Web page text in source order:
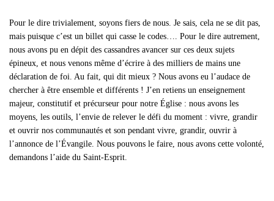
Pour le dire trivialement, soyons fiers de nous. Je sais, cela ne se dit pas,
mais puisque c’est un billet qui casse le codes…. Pour le dire autrement,
nous avons pu en dépit des cassandres avancer sur ces deux sujets
épineux, et nous venons même d’écrire à des milliers de mains une
déclaration de foi. Au fait, qui dit mieux ? Nous avons eu l’audace de
chercher à être ensemble et différents ! J’en retiens un enseignement
majeur, constitutif et précurseur pour notre Église : nous avons les
moyens, les outils, l’envie de relever le défi du moment : vivre, grandir
et ouvrir nos communautés et son pendant vivre, grandir, ouvrir à
l’annonce de l’Évangile. Nous pouvons le faire, nous avons cette volonté,
demandons l’aide du Saint-Esprit.